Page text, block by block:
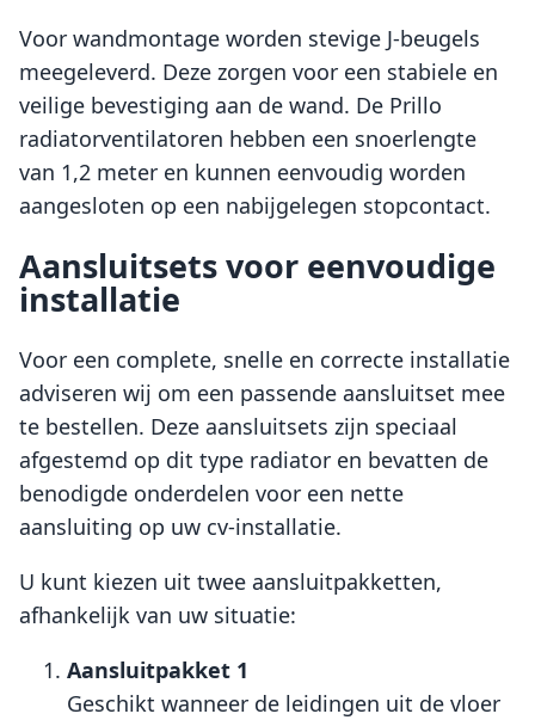
Voor wandmontage worden stevige J-beugels
meegeleverd. Deze zorgen voor een stabiele en
veilige bevestiging aan de wand. De Prillo
radiatorventilatoren hebben een snoerlengte
van 1,2 meter en kunnen eenvoudig worden
aangesloten op een nabijgelegen stopcontact.
Aansluitsets voor eenvoudige
installatie
Voor een complete, snelle en correcte installatie
adviseren wij om een passende aansluitset mee
te bestellen. Deze aansluitsets zijn speciaal
afgestemd op dit type radiator en bevatten de
benodigde onderdelen voor een nette
aansluiting op uw cv-installatie.
U kunt kiezen uit twee aansluitpakketten,
afhankelijk van uw situatie:
Aansluitpakket 1
Geschikt wanneer de leidingen uit de vloer